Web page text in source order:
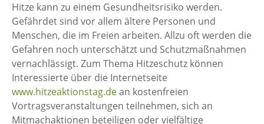
Hitze kann zu einem Gesundheitsrisiko werden.
Gefährdet sind vor allem ältere Personen und
Menschen, die im Freien arbeiten. Allzu oft werden die
Gefahren noch unterschätzt und Schutzmaßnahmen
vernachlässigt. Zum Thema Hitzeschutz können
Interessierte über die Internetseite
www.hitzeaktionstag.dean kostenfreien
Vortragsveranstaltungen teilnehmen, sich an
Mitmachaktionen beteiligen oder vielfältige